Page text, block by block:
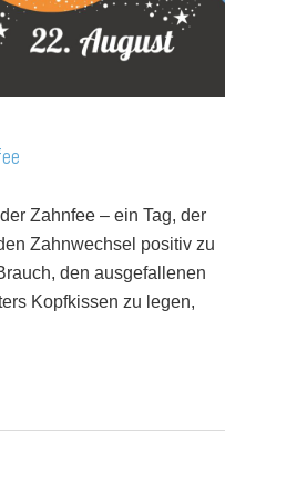
Zahnfee – ein Tag, der
Zahnwechsel positiv zu
den ausgefallenen
Kopfkissen zu legen,